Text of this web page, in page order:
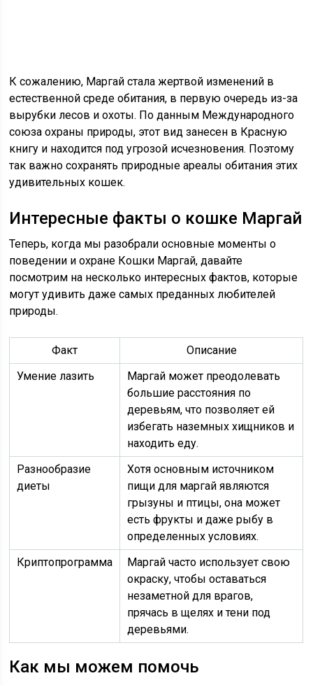
К сожалению, Маргай стала жертвой изменений в
естественной среде обитания, в первую очередь из-за
вырубки лесов и охоты. По данным Международного
союза охраны природы, этот вид занесен в Красную
книгу и находится под угрозой исчезновения. Поэтому
так важно сохранять природные ареалы обитания этих
удивительных кошек.
Интересные факты о кошке Маргай
Теперь, когда мы разобрали основные моменты о
поведении и охране Кошки Маргай, давайте
посмотрим на несколько интересных фактов, которые
могут удивить даже самых преданных любителей
природы.
Факт
Описание
Умение лазить
Маргай может преодолевать
большие расстояния по
деревьям, что позволяет ей
избегать наземных хищников и
находить еду.
Разнообразие
диеты
Хотя основным источником
пищи для маргай являются
грызуны и птицы, она может
есть фрукты и даже рыбу в
определенных условиях.
Криптопрограмма
Маргай часто использует свою
окраску, чтобы оставаться
незаметной для врагов,
прячась в щелях и тени под
деревьями.
Как мы можем помочь